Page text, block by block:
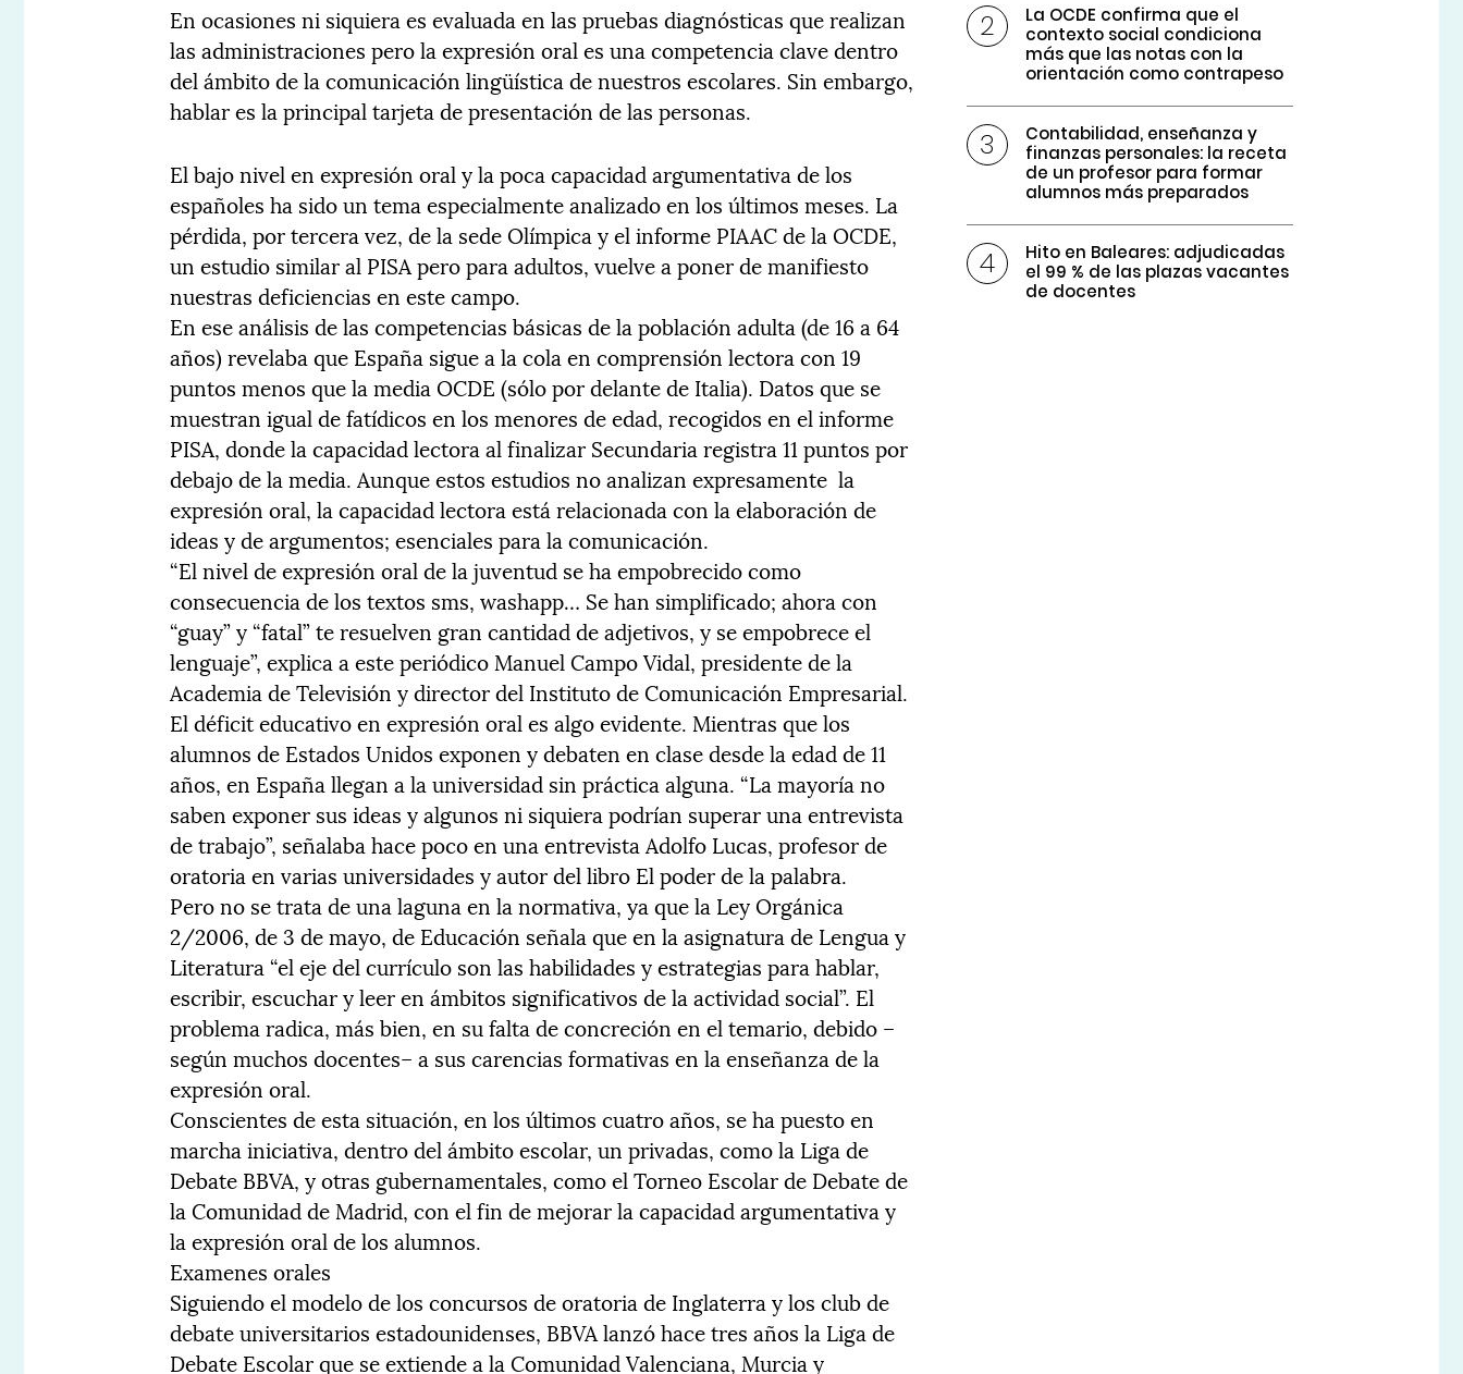
En ocasiones ni siquiera es evaluada en las pruebas diagnósticas que realizan
las administraciones pero la expresión oral es una competencia clave dentro
del ámbito de la comunicación lingüística de nuestros escolares. Sin embargo,
hablar es la principal tarjeta de presentación de las personas.
El bajo nivel en expresión oral y la poca capacidad argumentativa de los
españoles ha sido un tema especialmente analizado en los últimos meses. La
pérdida, por tercera vez, de la sede Olímpica y el informe PIAAC de la OCDE,
un estudio similar al PISA pero para adultos, vuelve a poner de manifiesto
nuestras deficiencias en este campo.
En ese análisis de las competencias básicas de la población adulta (de 16 a 64
años) revelaba que España sigue a la cola en comprensión lectora con 19
puntos menos que la media OCDE (sólo por delante de Italia). Datos que se
muestran igual de fatídicos en los menores de edad, recogidos en el informe
PISA, donde la capacidad lectora al finalizar Secundaria registra 11 puntos por
debajo de la media. Aunque estos estudios no analizan expresamente la
expresión oral, la capacidad lectora está relacionada con la elaboración de
ideas y de argumentos; esenciales para la comunicación.
“El nivel de expresión oral de la juventud se ha empobrecido como
consecuencia de los textos sms, washapp… Se han simplificado; ahora con
“guay” y “fatal” te resuelven gran cantidad de adjetivos, y se empobrece el
lenguaje”, explica a este periódico Manuel Campo Vidal, presidente de la
Academia de Televisión y director del Instituto de Comunicación Empresarial.
El déficit educativo en expresión oral es algo evidente. Mientras que los
alumnos de Estados Unidos exponen y debaten en clase desde la edad de 11
años, en España llegan a la universidad sin práctica alguna. “La mayoría no
saben exponer sus ideas y algunos ni siquiera podrían superar una entrevista
de trabajo”, señalaba hace poco en una entrevista Adolfo Lucas, profesor de
oratoria en varias universidades y autor del libro El poder de la palabra.
Pero no se trata de una laguna en la normativa, ya que la Ley Orgánica
2/2006, de 3 de mayo, de Educación señala que en la asignatura de Lengua y
Literatura “el eje del currículo son las habilidades y estrategias para hablar,
escribir, escuchar y leer en ámbitos significativos de la actividad social”. El
problema radica, más bien, en su falta de concreción en el temario, debido –
según muchos docentes­– a sus carencias formativas en la enseñanza de la
expresión oral.
Conscientes de esta situación, en los últimos cuatro años, se ha puesto en
marcha iniciativa, dentro del ámbito escolar, un privadas, como la Liga de
Debate BBVA, y otras gubernamentales, como el Torneo Escolar de Debate de
la Comunidad de Madrid, con el fin de mejorar la capacidad argumentativa y
la expresión oral de los alumnos.
Examenes orales
Siguiendo el modelo de los concursos de oratoria de Inglaterra y los club de
debate universitarios estadounidenses, BBVA lanzó hace tres años la Liga de
Debate Escolar que se extiende a la Comunidad Valenciana, Murcia y
La OCDE confirma que el
contexto social condiciona
más que las notas con la
orientación como contrapeso
Contabilidad, enseñanza y
finanzas personales: la receta
de un profesor para formar
alumnos más preparados
Hito en Baleares: adjudicadas
el 99 % de las plazas vacantes
de docentes